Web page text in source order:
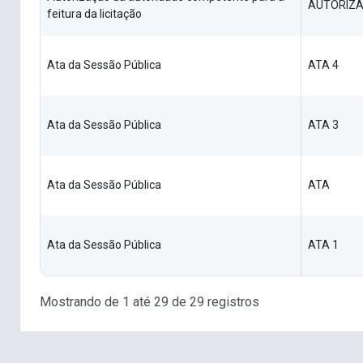
feitura da licitação
Ata da Sessão Pública ATA 4
Ata da Sessão Pública ATA 3
Ata da Sessão Pública ATA
Ata da Sessão Pública ATA 1
Mostrando de 1 até 29 de 29 registros